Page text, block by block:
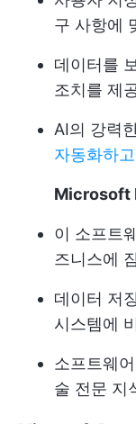
구 사항에
데이터를
조치를 제
AI의 강력
자동화하
Microsoft
이 소프트
즈니스에
데이터 저
시스템에
소프트웨
술 전문 지